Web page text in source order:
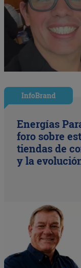
InfoBrand
Energías
foro sobre
tiendas de
y la